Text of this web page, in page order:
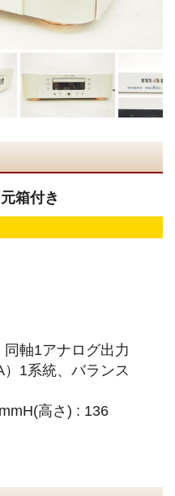
箱付き
軸1アナログ出力
1系統、バランス
高さ) : 136